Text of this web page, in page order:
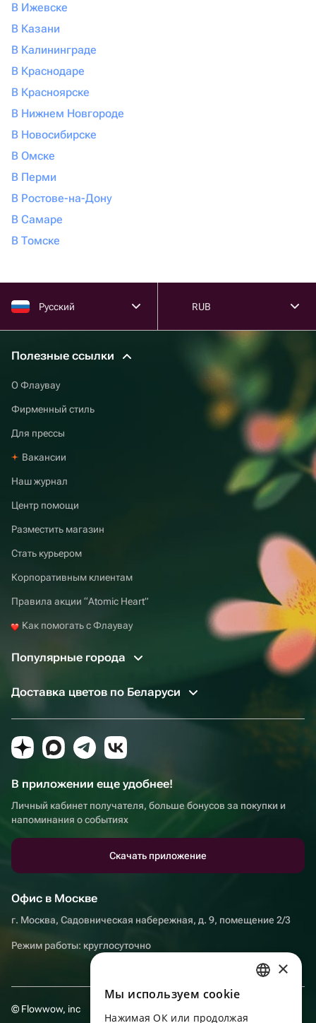
В Ижевске
В Казани
В Калининграде
В Краснодаре
В Красноярске
В Нижнем Новгороде
В Новосибирске
В Омске
В Перми
В Ростове-на-Дону
В Самаре
В Томске
Русский RUB
Полезные ссылки
О Флаувау
Фирменный стиль
Для прессы
Вакансии
Наш журнал
Центр помощи
Разместить магазин
Стать курьером
Корпоративным клиентам
Правила акции “Atomic Heart”
Как помогать с Флаувау
Популярные города
Доставка цветов по Беларуси
В приложении еще удобнее!
Личный кабинет получателя, больше бонусов за покупки и
напоминания о событиях
Скачать приложение
Офис в Москве
г. Москва, Садовническая набережная, д. 9, помещение 2/3
Режим работы: круглосуточно
© Flowwow, inc
ENGLISH
×
Мы используем сookie
Нажимая ОК или продолжая